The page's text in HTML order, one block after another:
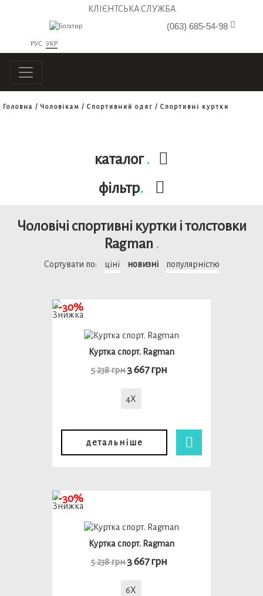
КЛІЄНТСЬКА СЛУЖБА
(063) 685-54-98
РУС УКР
Головна Чоловікам Спортивний одяг Спортивні куртки
каталог.
фільтр.
Чоловічі спортивні куртки і толстовки
Ragman .
Сортувати по: ціні новизні популярністю
Куртка спорт. Ragman
5 238 грн 3 667 грн
4X
детальніше
-30%
Куртка спорт. Ragman
5 238 грн 3 667 грн
6X
-30%